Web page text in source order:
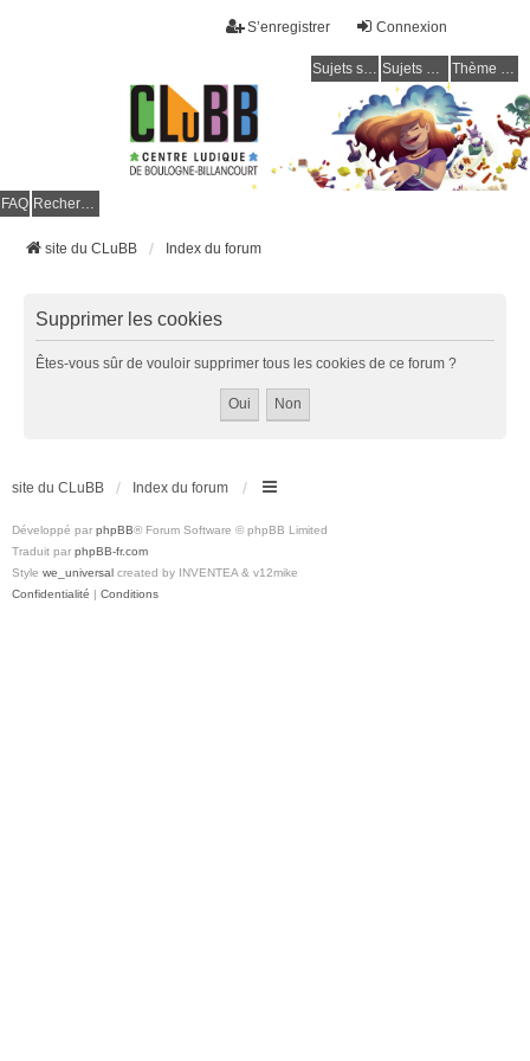
Connexion
S’enregistrer
Sujets sans réponse Sujets actifs Thème clair / foncé
FAQ Rechercher
site du CLuBB Index du forum
Supprimer les cookies
Êtes-vous sûr de vouloir supprimer tous les cookies de ce forum ?
site du CLuBB Index du forum
Développé par phpBB® Forum Software © phpBB Limited
Traduit par phpBB-fr.com
Style we_universal created by INVENTEA & v12mike
Confidentialité | Conditions